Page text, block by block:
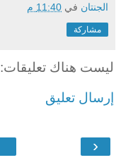
الجنتان في 11:40 م
مشاركة
ليست هناك تعليقات:
إرسال تعليق
‹